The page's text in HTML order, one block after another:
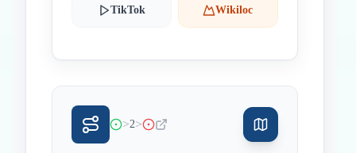
TikTok Wikiloc
>2>